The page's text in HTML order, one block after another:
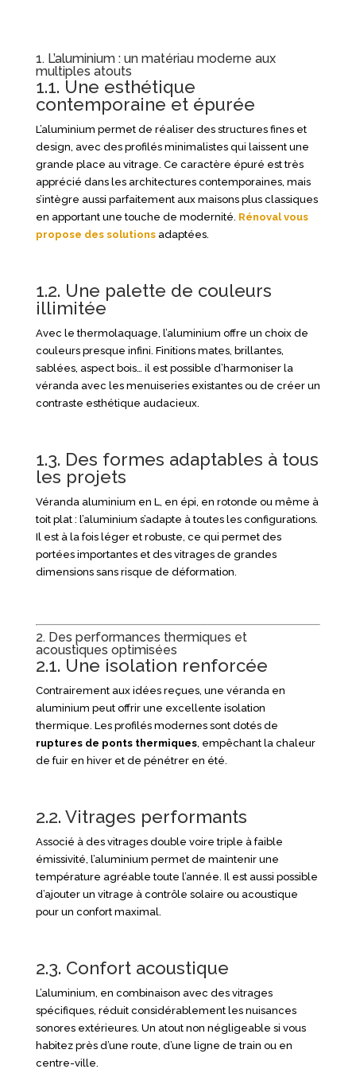
1. L’aluminium : un matériau moderne aux
multiples atouts
1.1. Une esthétique
contemporaine et épurée
L’aluminium permet de réaliser des structures fines et
design, avec des profilés minimalistes qui laissent une
grande place au vitrage. Ce caractère épuré est très
apprécié dans les architectures contemporaines, mais
s’intègre aussi parfaitement aux maisons plus classiques
en apportant une touche de modernité. Rénoval vous
propose des solutionsadaptées.
1.2. Une palette de couleurs
illimitée
Avec le thermolaquage, l’aluminium offre un choix de
couleurs presque infini. Finitions mates, brillantes,
sablées, aspect bois… il est possible d’harmoniser la
véranda avec les menuiseries existantes ou de créer un
contraste esthétique audacieux.
1.3. Des formes adaptables à tous
les projets
Véranda aluminium en L, en épi, en rotonde ou même à
toit plat : l’aluminium s’adapte à toutes les configurations.
Il est à la fois léger et robuste, ce qui permet des
portées importantes et des vitrages de grandes
dimensions sans risque de déformation.
2. Des performances thermiques et
acoustiques optimisées
2.1. Une isolation renforcée
Contrairement aux idées reçues, une véranda en
aluminium peut offrir une excellente isolation
thermique. Les profilés modernes sont dotés de
ruptures de ponts thermiques, empêchant la chaleur
de fuir en hiver et de pénétrer en été.
2.2. Vitrages performants
Associé à des vitrages double voire triple à faible
émissivité, l’aluminium permet de maintenir une
température agréable toute l’année. Il est aussi possible
d’ajouter un vitrage à contrôle solaire ou acoustique
pour un confort maximal.
2.3. Confort acoustique
L’aluminium, en combinaison avec des vitrages
spécifiques, réduit considérablement les nuisances
sonores extérieures. Un atout non négligeable si vous
habitez près d’une route, d’une ligne de train ou en
centre-ville.